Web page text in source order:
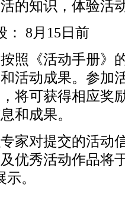
的知识，体验活
8月15日前
《活动手册》
活动成果。参加
将可获得相应奖
和成果。
对提交的活动
优秀活动作品将
。